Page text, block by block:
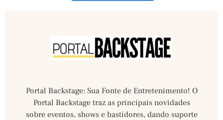
Portal Backstage: Sua Fonte de Entretenimento! O
Portal Backstage traz as principais novidades
sobre eventos, shows e bastidores, dando suporte